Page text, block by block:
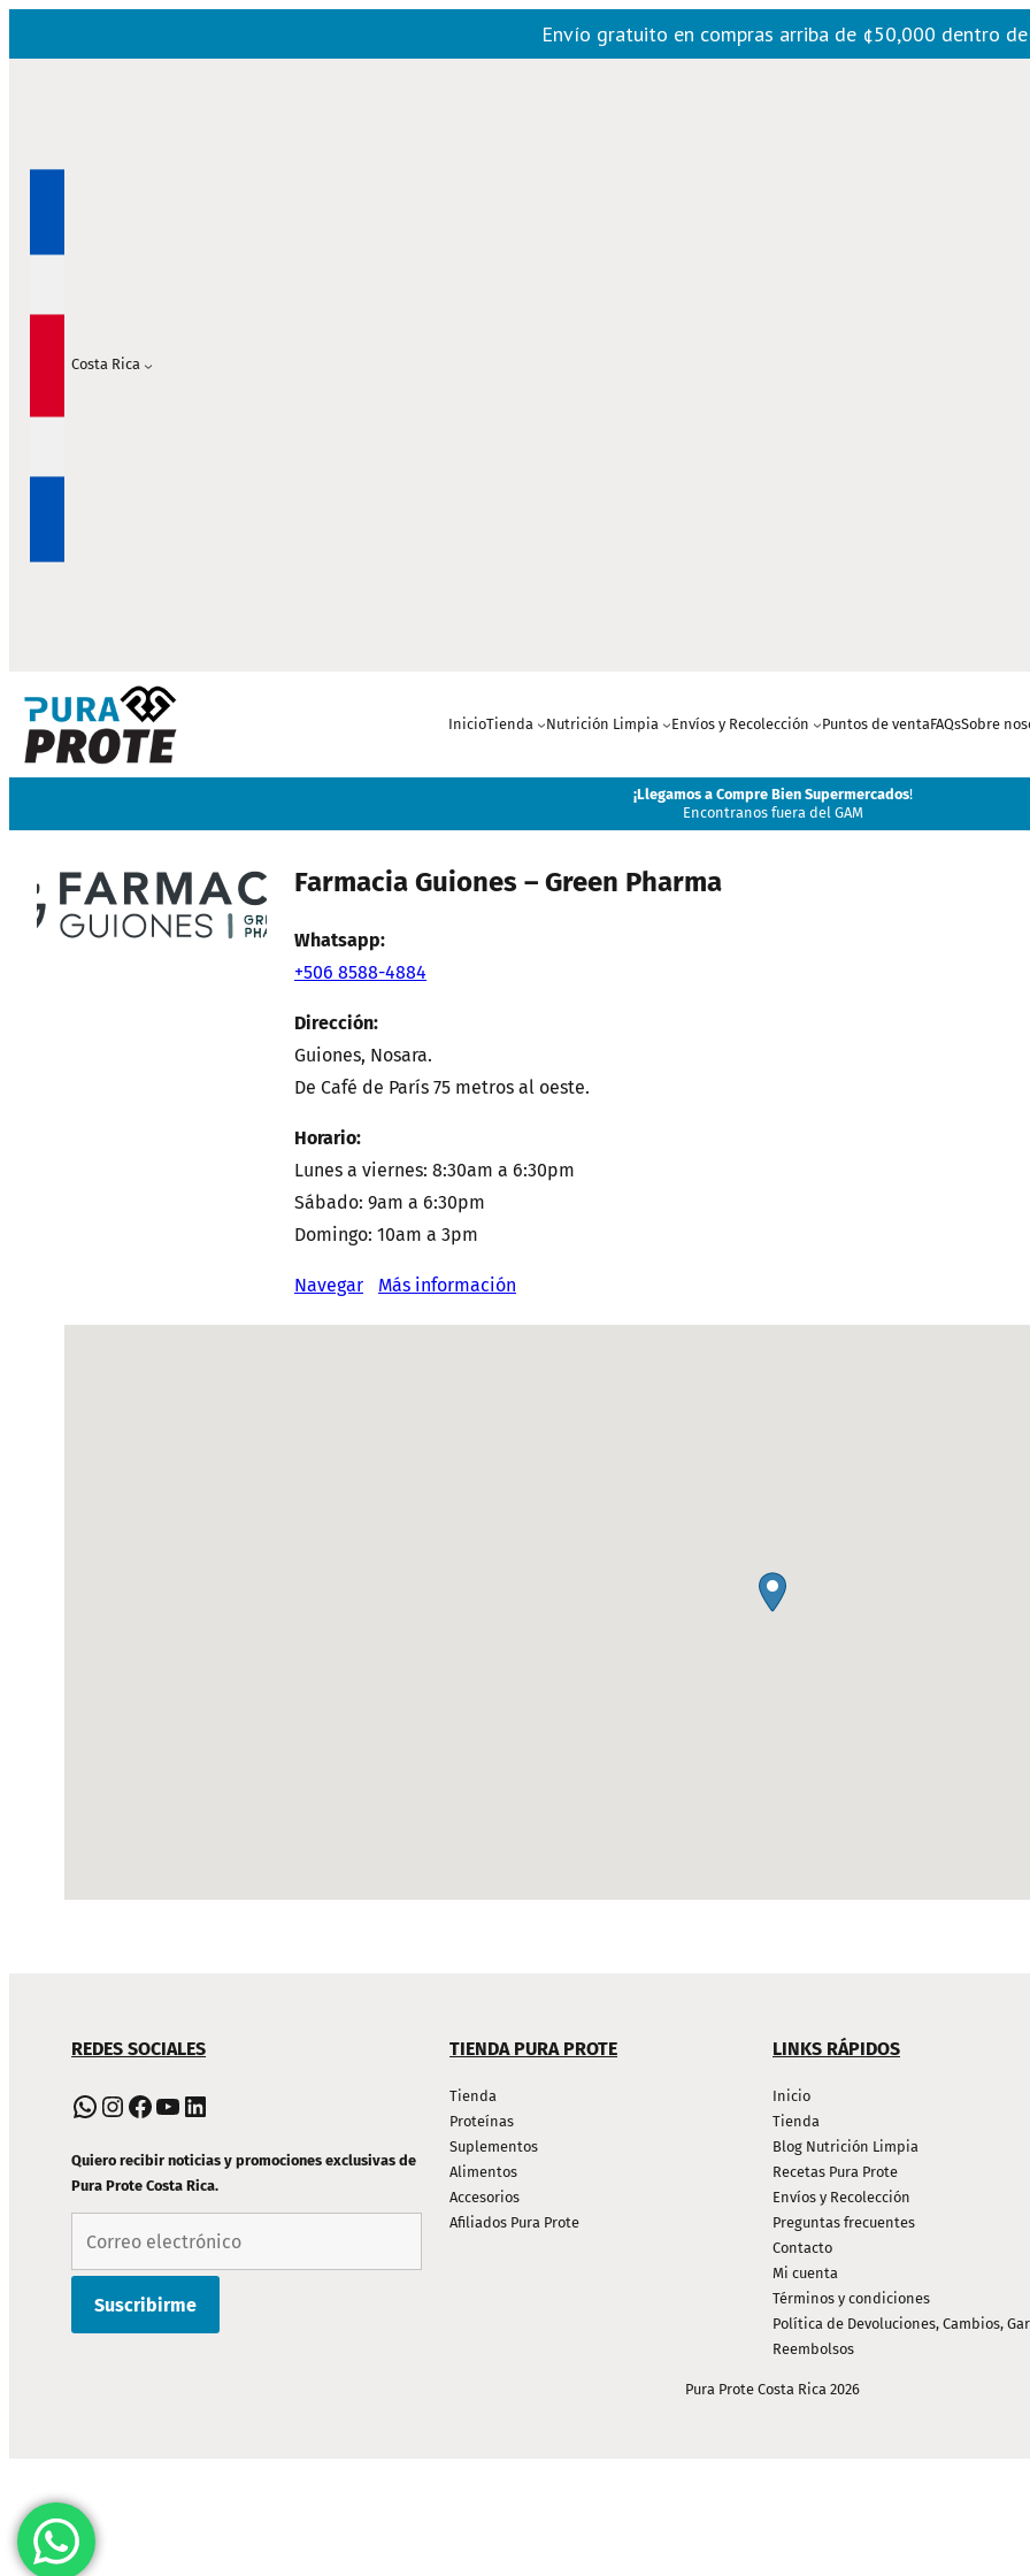
Envío gratuito en compras arriba de ¢50,000 dentro
Costa Rica
InicioTienda Nutrición Limpia Envíos y Recolección Puntos de ventaFAQsSobre
¡Llegamos a Compre Bien Supermercados!
Encontranos fuera del GAM
Farmacia Guiones – Green Pharma
Whatsapp:
+506 8588-4884
Dirección:
Guiones, Nosara.
De Café de París 75 metros al oeste.
Horario:
Lunes a viernes: 8:30am a 6:30pm
Sábado: 9am a 6:30pm
Domingo: 10am a 3pm
Navegar Más información
DE
PIE
DE
PÁGINA
REDES SOCIALES
WhatsApp Instagram Facebook YouTube LinkedIn
Quiero recibir noticias y promociones exclusivas de
Pura Prote Costa Rica.
TIENDA PURA PROTE
Tienda
Proteínas
Suplementos
Alimentos
Accesorios
Afiliados Pura Prote
LINKS RÁPIDOS
Inicio
Tienda
Blog Nutrición Limpia
Recetas Pura Prote
Envíos y Recolección
Preguntas frecuentes
Contacto
Mi cuenta
Términos y condiciones
Política de Devoluciones, Cambios,
Reembolsos
Pura Prote Costa Rica 2026